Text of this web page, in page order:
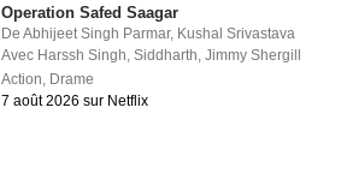
Operation Safed Saagar
DeAbhijeet Singh Parmar, Kushal Srivastava
Avec Harssh Singh,Siddharth,Jimmy Shergill
Action, Drame
7 août 2026 sur Netflix